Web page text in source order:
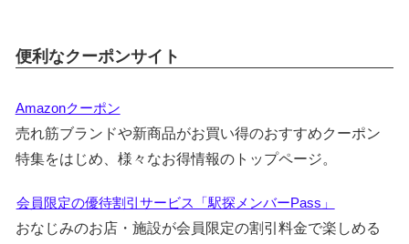
便利なクーポンサイト
Amazonクーポン
売れ筋ブランドや新商品がお買い得のおすすめクーポン
特集をはじめ、様々なお得情報のトップページ。
会員限定の優待割引サービス「駅探メンバーPass」
おなじみのお店・施設が会員限定の割引料金で楽しめる